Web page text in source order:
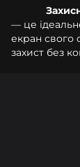
— це
екран свого
захист без